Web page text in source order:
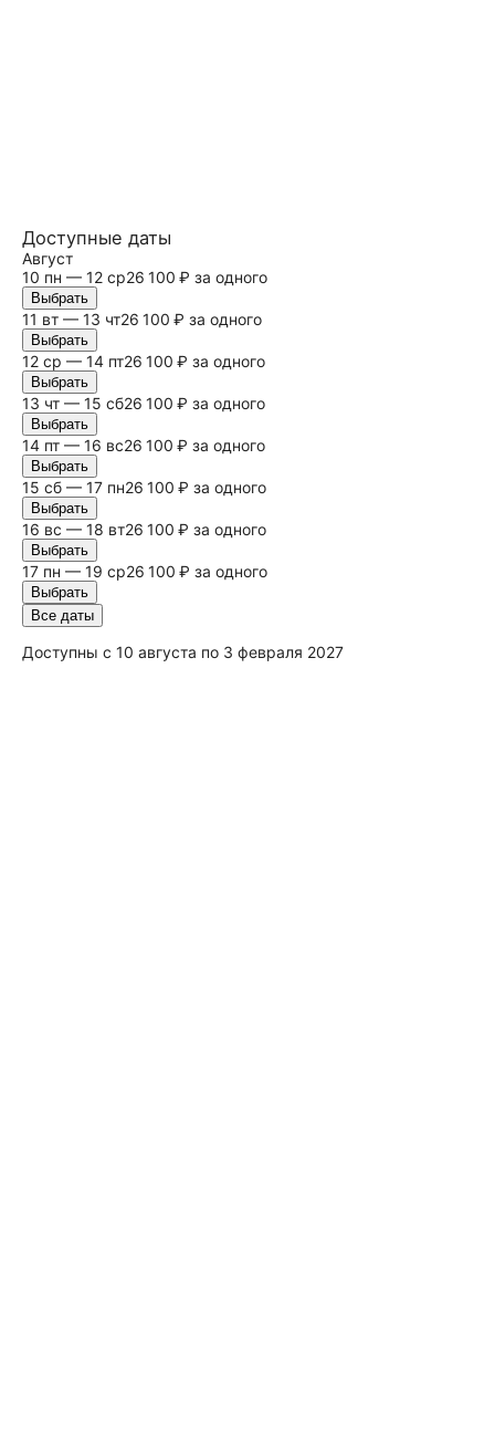
Доступные даты
Август
10 пн — 12 ср26 100 ₽ за одного
Выбрать
11 вт — 13 чт26 100 ₽ за одного
Выбрать
12 ср — 14 пт26 100 ₽ за одного
Выбрать
13 чт — 15 сб26 100 ₽ за одного
Выбрать
14 пт — 16 вс26 100 ₽ за одного
Выбрать
15 сб — 17 пн26 100 ₽ за одного
Выбрать
16 вс — 18 вт26 100 ₽ за одного
Выбрать
17 пн — 19 ср26 100 ₽ за одного
Выбрать
Все даты
Доступны с 10 августа по 3 февраля 2027